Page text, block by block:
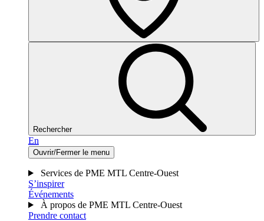
Rechercher
En
Ouvrir/Fermer le menu
Services de PME MTL Centre-Ouest
S’inspirer
Événements
À propos de PME MTL Centre-Ouest
Prendre contact